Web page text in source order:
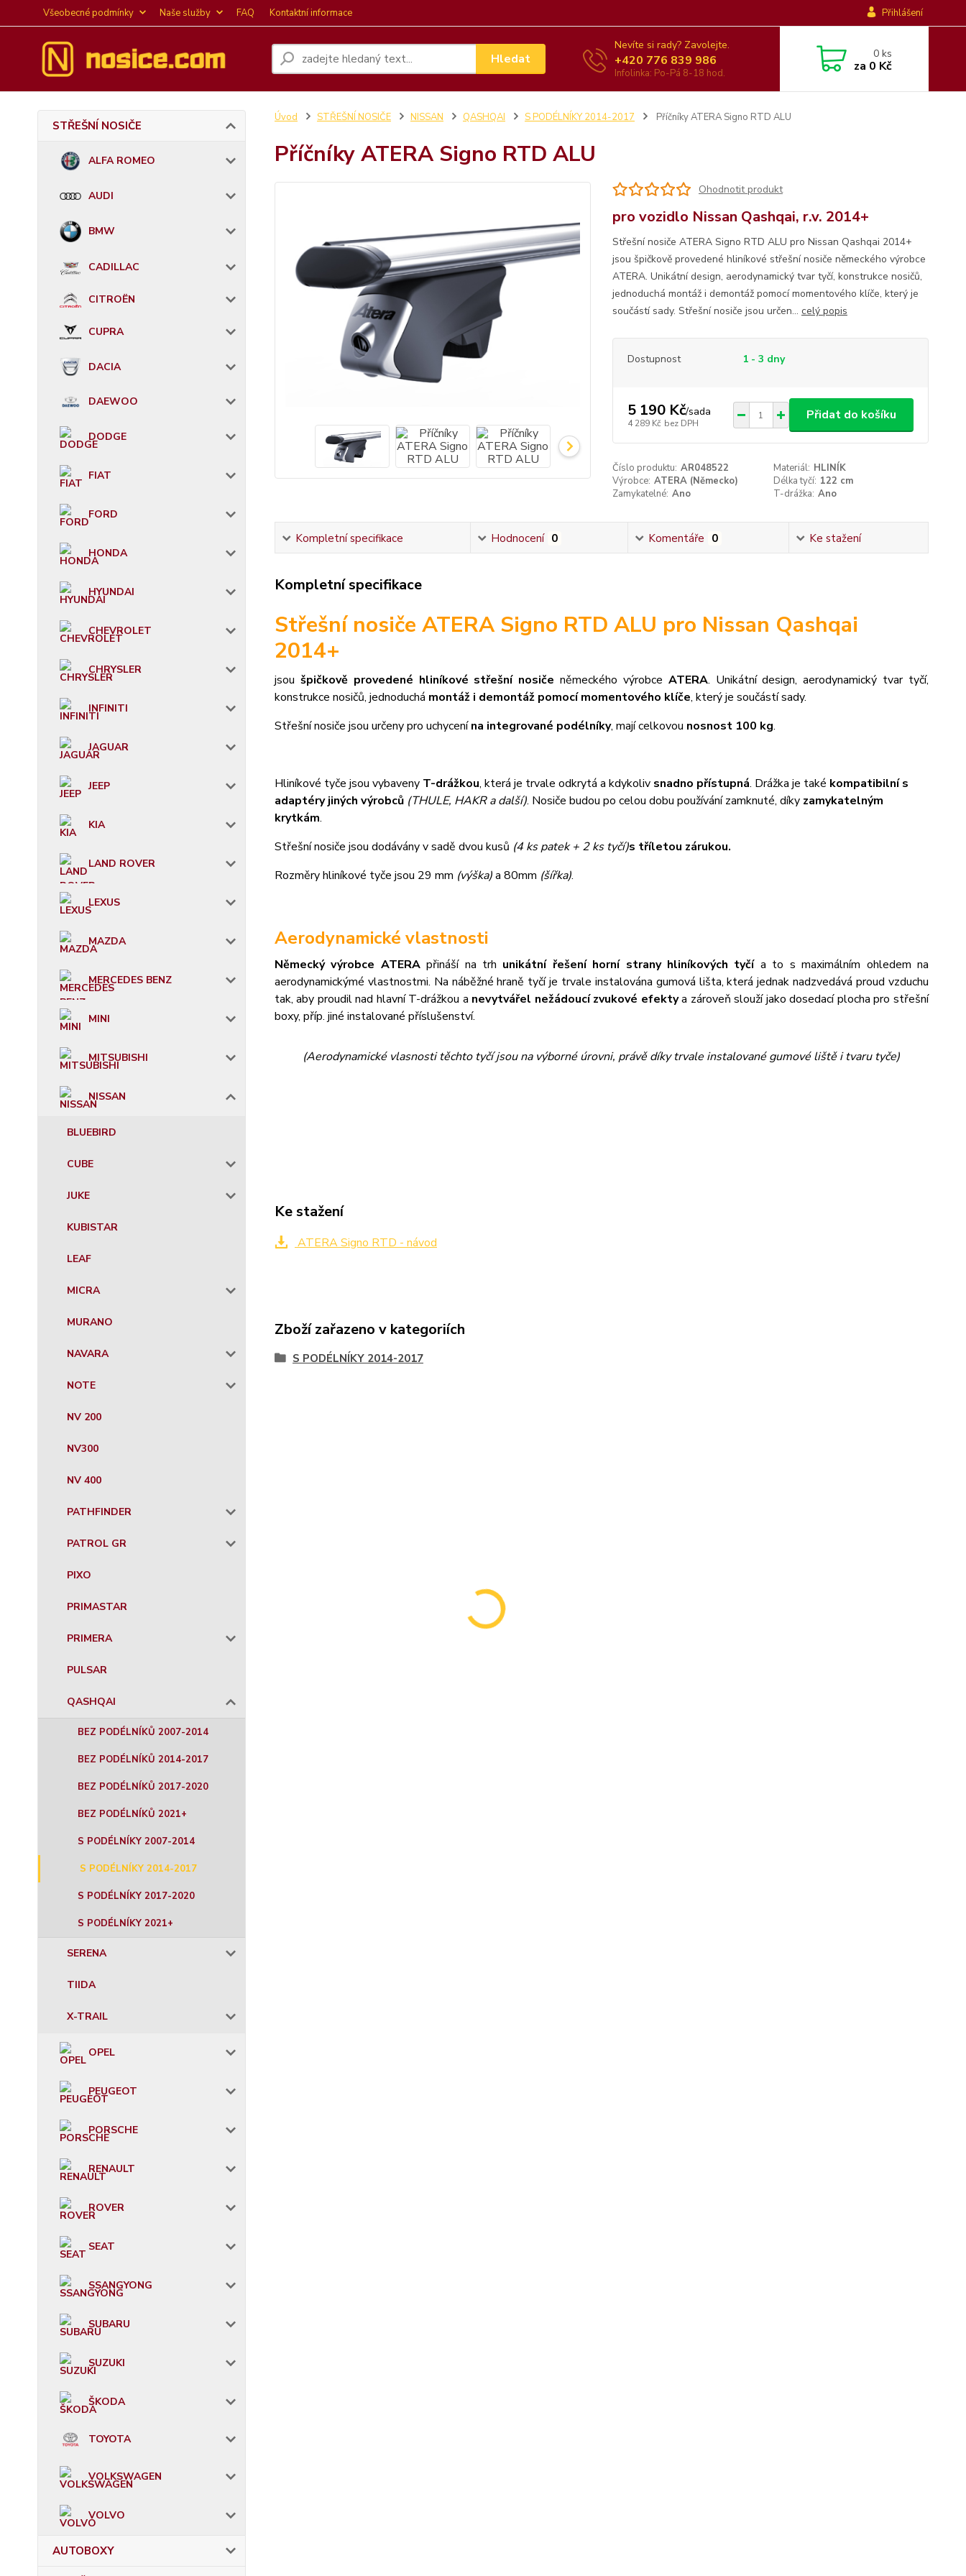
Všeobecné podmínky Naše služby FAQ Kontaktní informace Přihlášení
Hledat
Nevíte si rady? Zavolejte.
+420 776 839 986
Infolinka: Po-Pá 8-18 hod.
0ks
za 0 Kč
STŘEŠNÍ NOSIČE
ALFA ROMEO
AUDI
BMW
CADILLAC
CITROËN
CUPRA
DACIA
DAEWOO
DODGE
FIAT
FORD
HONDA
HYUNDAI
CHEVROLET
CHRYSLER
INFINITI
JAGUAR
JEEP
KIA
LAND ROVER
LEXUS
MAZDA
MERCEDES BENZ
MINI
MITSUBISHI
NISSAN
BLUEBIRD
CUBE
JUKE
KUBISTAR
LEAF
MICRA
MURANO
NAVARA
NOTE
NV 200
NV300
NV 400
PATHFINDER
PATROL GR
PIXO
PRIMASTAR
PRIMERA
PULSAR
QASHQAI
BEZ PODÉLNÍKŮ 2007-2014
BEZ PODÉLNÍKŮ 2014-2017
BEZ PODÉLNÍKŮ 2017-2020
BEZ PODÉLNÍKŮ 2021+
S PODÉLNÍKY 2007-2014
S PODÉLNÍKY 2014-2017
S PODÉLNÍKY 2017-2020
S PODÉLNÍKY 2021+
SERENA
TIIDA
X-TRAIL
OPEL
PEUGEOT
PORSCHE
RENAULT
ROVER
SEAT
SSANGYONG
SUBARU
SUZUKI
ŠKODA
TOYOTA
VOLKSWAGEN
VOLVO
AUTOBOXY
Úvod STŘEŠNÍ NOSIČE NISSAN QASHQAI S PODÉLNÍKY 2014-2017 Příčníky ATERA Signo RTD ALU
Příčníky ATERA Signo RTD ALU
Ohodnotit produkt
pro vozidlo Nissan Qashqai, r.v. 2014+
Střešní nosiče ATERA Signo RTD ALU pro Nissan Qashqai 2014+
jsou špičkově provedené hliníkové střešní nosiče německého výrobce
ATERA. Unikátní design, aerodynamický tvar tyčí, konstrukce nosičů,
jednoduchá montáž i demontáž pomocí momentového klíče, který je
součástí sady. Střešní nosiče jsou určen... celý popis
Dostupnost 1 - 3 dny
5 190 Kč/sada
4 289 Kč bez DPH
Přidat do košíku
Číslo produktu: AR048522 Materiál: HLINÍK
Výrobce: ATERA (Německo) Délka tyčí: 122 cm
Zamykatelné: Ano T-drážka: Ano
Kompletní specifikace Hodnocení 0 Komentáře 0 Ke stažení
Kompletní specifikace
Střešní nosiče ATERA Signo RTD ALU pro Nissan Qashqai
2014+
jsou špičkově provedené hliníkové střešní nosiče německého výrobce ATERA. Unikátní design, aerodynamický tvar tyčí,
konstrukce nosičů, jednoduchá montáž i demontáž pomocí momentového klíče, který je součástí sady.
Střešní nosiče jsou určeny pro uchycenína integrované podélníky, mají celkovou nosnost 100 kg.
Hliníkové tyče jsou vybaveny T-drážkou, která je trvale odkrytá a kdykoliv snadno přístupná. Drážka je také kompatibilní s
adaptéry jiných výrobců (THULE, HAKR a další). Nosiče budou po celou dobu používání zamknuté, díky zamykatelným
krytkám.
Střešní nosiče jsou dodávány v sadě dvou kusů (4 ks patek + 2 ks tyčí)s tříletou zárukou.
Rozměry hliníkové tyče jsou 29 mm (výška)a 80mm (šířka).
Aerodynamické vlastnosti
Německý výrobce ATERApřináší na trh unikátní řešení horní strany hliníkových tyčí a to s maximálním ohledem na
aerodynamickýmé vlastnostmi. Na náběžné hraně tyčí je trvale instalována gumová lišta, která jednak nadzvedává proud vzduchu
tak, aby proudil nad hlavní T-drážkou a nevytvářel nežádoucí zvukové efektya zároveň slouží jako dosedací plocha pro střešní
boxy, příp. jiné instalované příslušenství.
(Aerodynamické vlasnosti těchto tyčí jsou na výborné úrovni, právě díky trvale instalované gumové liště i tvaru tyče)
Ke stažení
ATERA Signo RTD - návod
Zboží zařazeno v kategoriích
S PODÉLNÍKY 2014-2017